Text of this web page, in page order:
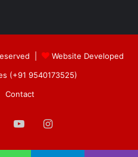
|
Website Developed
(+91 9540173525)
Contact
YouTubeInstagram